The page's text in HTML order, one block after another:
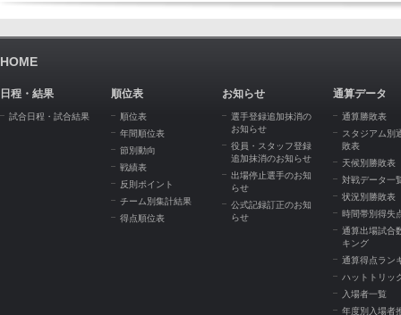
HOME
日程・結果
試合日程・試合結果
順位表
順位表
年間順位表
節別動向
戦績表
反則ポイント
チーム別集計結果
得点順位表
お知らせ
選手登録追加抹消の
お知らせ
役員・スタッフ登録
追加抹消のお知らせ
出場停止選手のお知
らせ
公式記録訂正のお知
らせ
通算データ
通算勝敗表
スタジアム別
敗表
天候別勝敗表
対戦データ一
状況別勝敗表
時間帯別得失
通算出場試合
キング
通算得点ラン
ハットトリッ
入場者一覧
年度別入場者